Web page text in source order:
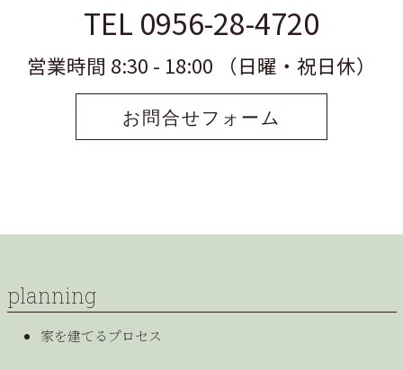
TEL 0956-28-4720
営業時間 8:30 - 18:00 （日曜・祝日休）
お問合せフォーム
planning
家を建てるプロセス